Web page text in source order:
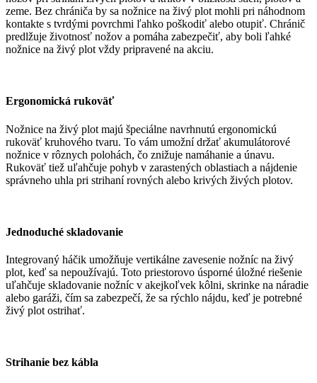
zeme. Bez chrániča by sa nožnice na živý plot mohli pri náhodnom
kontakte s tvrdými povrchmi ľahko poškodiť alebo otupiť. Chránič
predlžuje životnosť nožov a pomáha zabezpečiť, aby boli ľahké
nožnice na živý plot vždy pripravené na akciu.
Ergonomická rukoväť
Nožnice na živý plot majú špeciálne navrhnutú ergonomickú
rukoväť kruhového tvaru. To vám umožní držať akumulátorové
nožnice v rôznych polohách, čo znižuje namáhanie a únavu.
Rukoväť tiež uľahčuje pohyb v zarastených oblastiach a nájdenie
správneho uhla pri strihaní rovných alebo krivých živých plotov.
Jednoduché skladovanie
Integrovaný háčik umožňuje vertikálne zavesenie nožníc na živý
plot, keď sa nepoužívajú. Toto priestorovo úsporné úložné riešenie
uľahčuje skladovanie nožníc v akejkoľvek kôlni, skrinke na náradie
alebo garáži, čím sa zabezpečí, že sa rýchlo nájdu, keď je potrebné
živý plot ostrihať.
Strihanie bez kábla